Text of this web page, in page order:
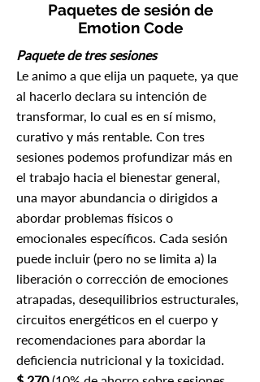
Paquetes de sesión de
Emotion Code
Paquete de tres sesiones
Le animo a que elija un paquete, ya que
al hacerlo declara su intención de
transformar, lo cual es en sí mismo,
curativo y más rentable. Con tres
sesiones podemos profundizar más en
el trabajo hacia el bienestar general,
una mayor abundancia o dirigidos a
abordar problemas físicos o
emocionales específicos. Cada sesión
puede incluir (pero no se limita a) la
liberación o corrección de emociones
atrapadas, desequilibrios estructurales,
circuitos energéticos en el cuerpo y
recomendaciones para abordar la
deficiencia nutricional y la toxicidad.